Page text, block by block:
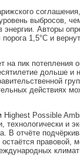
выбросов,
энергии. Авторы
1,5°C и
пик потепления
дольше и
действиях
Highest Possible
и
В отчёте
правовой,